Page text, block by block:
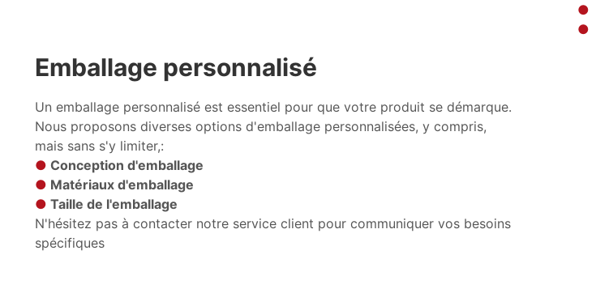
●
●
Emballage personnalisé
Un emballage personnalisé est essentiel pour que votre produit se démarque.
Nous proposons diverses options d'emballage personnalisées, y compris,
mais sans s'y limiter,:
●Conception d'emballage
● Matériaux d'emballage
●Taille de l'emballage
N'hésitez pas à contacter notre service client pour communiquer vos besoins
spécifiques